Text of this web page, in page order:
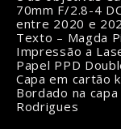
70mm F/2.8-4
entre 2020 e
Texto – Magda
Impressão a
Papel PPD
Capa em cartão
Bordado na
Rodrigues